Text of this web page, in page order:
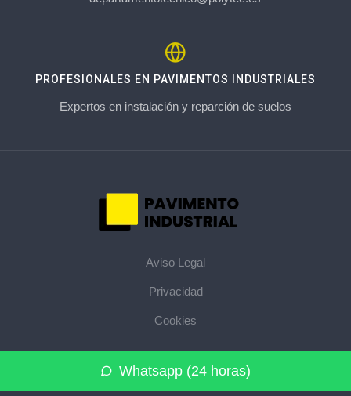
Whatsapp (24 horas)
PROFESIONALES EN PAVIMENTOS INDUSTRIALES
Expertos en instalación y reparción de suelos
Aviso Legal
Privacidad
Cookies
© 2026 pavimentoindustrial.pro · La web de pavimentos
industriales de su provincia · Mapa del sitio